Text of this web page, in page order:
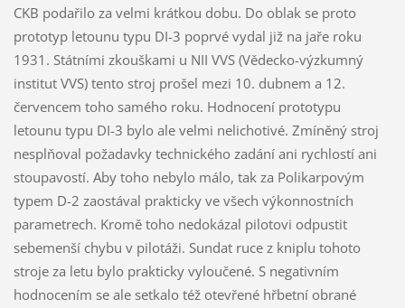
CKB podařilo za velmi krátkou dobu. Do oblak se proto
prototyp letounu typu DI-3 poprvé vydal již na jaře roku
1931. Státními zkouškami u NII VVS (Vědecko-výzkumný
institut VVS) tento stroj prošel mezi 10. dubnem a 12.
červencem toho samého roku. Hodnocení prototypu
letounu typu DI-3 bylo ale velmi nelichotivé. Zmíněný stroj
nesplňoval požadavky technického zadání ani rychlostí ani
stoupavostí. Aby toho nebylo málo, tak za Polikarpovým
typem D-2 zaostával prakticky ve všech výkonnostních
parametrech. Kromě toho nedokázal pilotovi odpustit
sebemenší chybu v pilotáži. Sundat ruce z kniplu tohoto
stroje za letu bylo prakticky vyloučené. S negativním
hodnocením se ale setkalo též otevřené hřbetní obrané